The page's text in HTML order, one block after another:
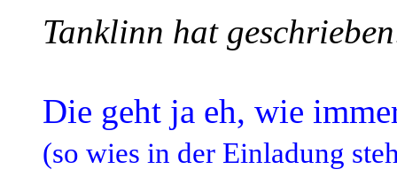
Tanklinn hat
Die geht ja eh, wie
(so wies in der Einladung